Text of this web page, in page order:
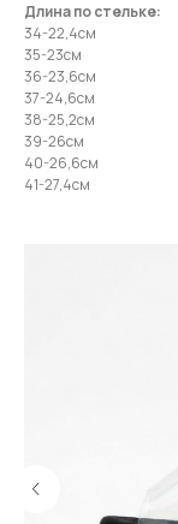
Длина по стельке:
34-22,4см
35-23см
36-23,6см
37-24,6см
38-25,2см
39-26см
40-26,6см
41-27,4см